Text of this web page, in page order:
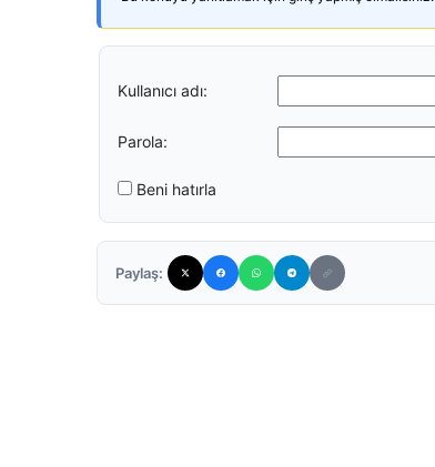
Kullanıcı adı:
Parola:
Beni hatırla
Paylaş: